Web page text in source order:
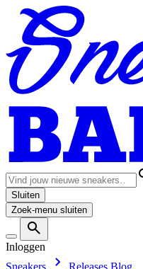
Sluiten
Zoek-menu sluiten
Inloggen
Sneakers
Releases Blog